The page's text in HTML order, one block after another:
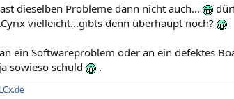
dieselben Probleme dann nicht auch...
vielleicht...gibts denn überhaupt noch?
ein Softwareproblem oder an ein defektes
sowieso schuld
.